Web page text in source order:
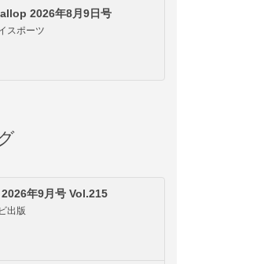
2026年8月9日号
スポーツ
2026年9月号 Vol.215
出版